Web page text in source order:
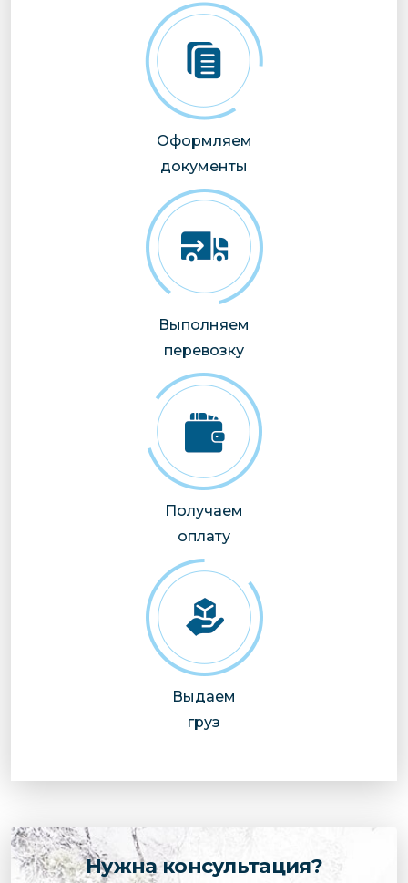
Оформляем
документы
Выполняем
перевозку
Получаем
оплату
Выдаем
груз
Нужна консультация?